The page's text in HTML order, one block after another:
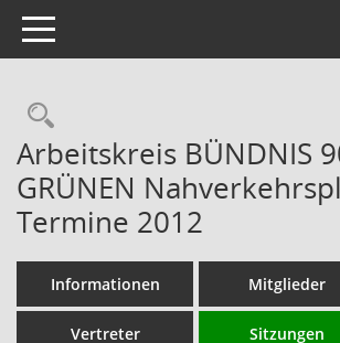
Toggle navigation
Rechercheauswahl
Arbeitskreis BÜNDNIS
GRÜNEN
Termine 2012
Informationen Mitglieder
Vertreter Sitzungen